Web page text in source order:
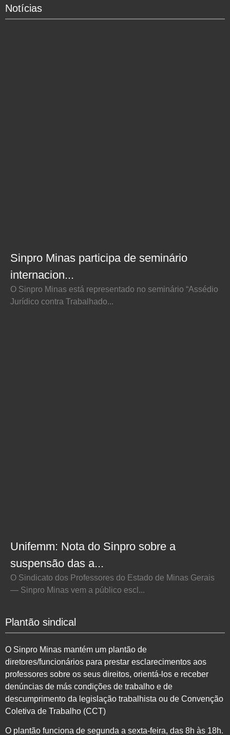
Notícias
Sinpro Minas participa de seminário
internacion...
O Sinpro Minas está representado no seminário “Assédio
Jurídico contra Trabalhado...
Unifemm: Nota do Sinpro sobre a
suspensão das a...
O Sindicato dos Professores do Estado de Minas Gerais
— Sinpro Minas vem a público escl...
Plantão sindical
O Sinpro Minas mantém um plantão de
diretores/funcionários para prestar esclarecimentos aos
professores sobre os seus direitos, orientá-los e receber
denúncias de más condições de trabalho e de
descumprimento da legislação trabalhista ou de Convenção
Coletiva de Trabalho (CCT)
O plantão funciona de segunda a sexta-feira, das 8h às 18h.